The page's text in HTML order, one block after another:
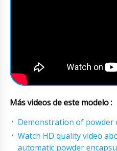
Más videos de este modelo :
Demonstration of powder
Watch HD quality video
automatic powder